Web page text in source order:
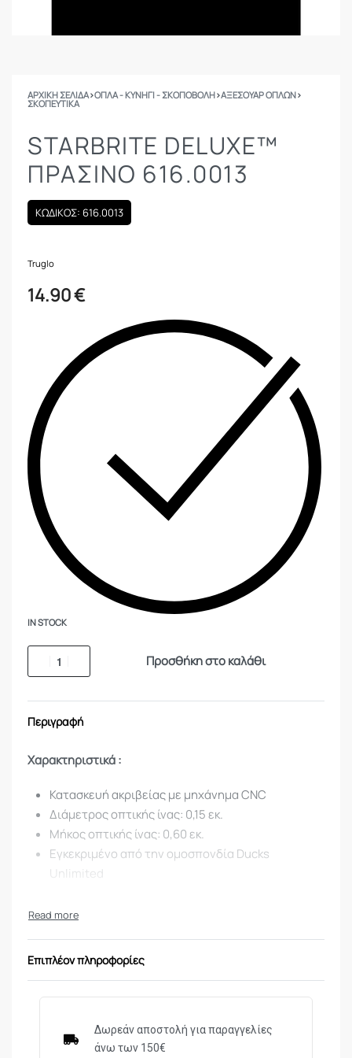
ΑΡΧΙΚΉ ΣΕΛΊΔΑ›ΟΠΛΑ - ΚΥΝΗΓΙ - ΣΚΟΠΟΒΟΛΗ›ΑΞΕΣΟΥΑΡ ΟΠΛΩΝ›
ΣΚΟΠΕΥΤΙΚΆ
STARBRITE DELUXE™
ΠΡΆΣΙΝΟ 616.0013
ΚΩΔΙΚΟΣ: 616.0013
Truglo
14.90€
IN STOCK
Προσθήκη στο καλάθι
Περιγραφή
Χαρακτηριστικά :
Κατασκευή ακριβείας με μηχάνημα CNC
Διάμετρος οπτικής ίνας: 0,15 εκ.
Μήκος οπτικής ίνας: 0,60 εκ.
Εγκεκριμένο από την ομοσπονδία Ducks
Unlimited
Η διάμετρος σπειρώματος 2,6mm ταιριάζει σε:
BERETTA
BENELLI
FRANCHI (Κάποια μοντέλα έχουν παραχθεί και με
3mm σπείρωμα)
BREDA (Κάποια μοντέλα έχουν παραχθεί και με
3mm σπείρωμα)
Επιπλέον πληροφορίες
Δωρεάν αποστολή για παραγγελίες
άνω των 150€